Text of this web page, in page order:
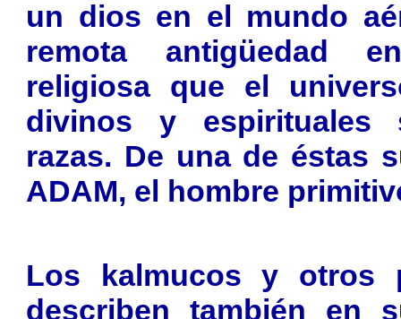
un dios en el mundo
remota antigüedad
religiosa que el
divinos y espirituales
razas. De una de éstas
ADAM, el hombre
Los kalmucos y otros
describen también en